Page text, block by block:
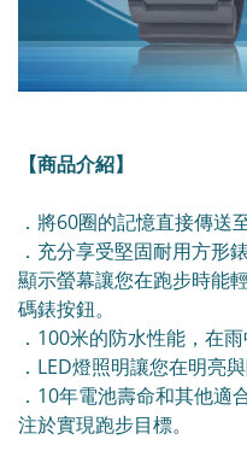
【商品介紹】
．將60圈的記憶直接傳送
．充分享受堅固耐用方形
顯示螢幕讓您在跑步時能
碼錶按鈕。
．100米的防水性能，在
．LED燈照明讓您在明亮
．10年電池壽命和其他適
注於實現跑步目標。